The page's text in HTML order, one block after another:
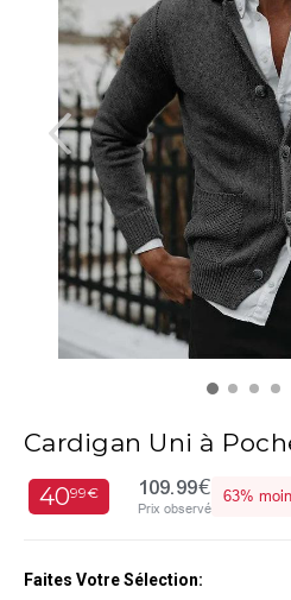
Cardigan Uni à
4099€ 109.99€
Prix observé
63%
Faites Votre Sélection: